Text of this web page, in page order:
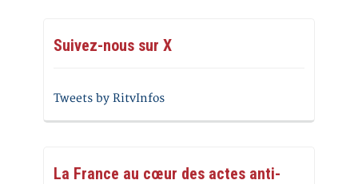
Suivez-nous sur X
Tweets by RitvInfos
La France au cœur des actes anti-